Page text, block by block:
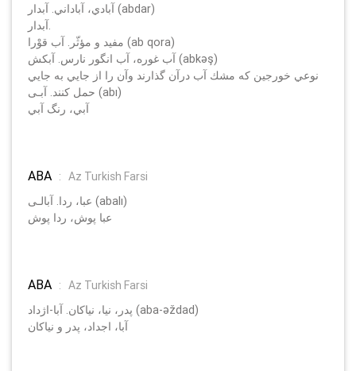
آبادي، آباداني. آبدار (abdar)
مفيد و مؤثّر. آب قوْرا (ab qora)
آب غوره، آب انگور نارس. آبكش (abkәş)
نوعي خورجين كه مشك آب درآن گذارند وآن را از جايي به جايي
حمل كنند. آبـی (abı)
آبي، رنگ آبي
ABA : Az Turkish Farsi
عبا، ردا. آبالـی (abalı)
عبا پوش، ردا پوش
ABA : Az Turkish Farsi
پدر، نيا، نياكان. آبا-اژداد (aba-әždad)
آبا، اجداد، پدر و نياكان